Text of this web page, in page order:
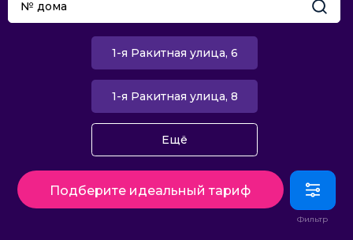
1-я Ракитная улица, 6
1-я Ракитная улица, 8
Ещё
Подберите идеальный тариф